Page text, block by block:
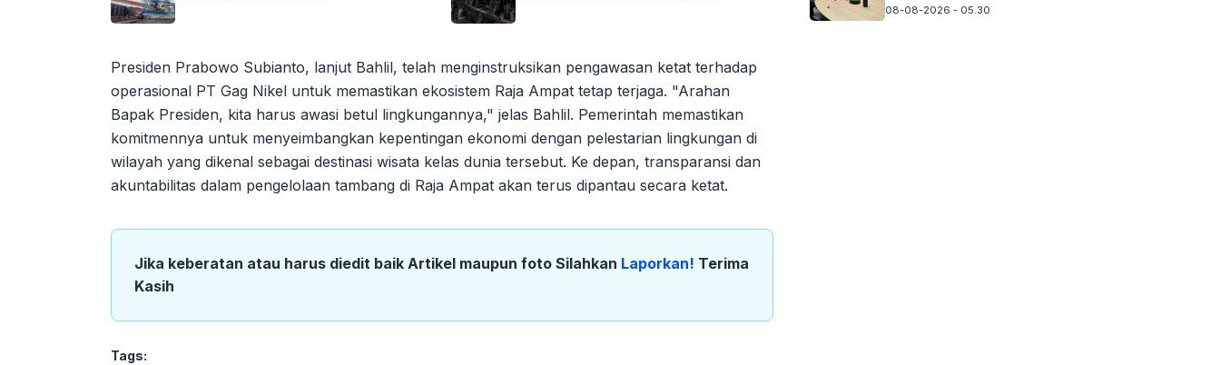
Presiden Prabowo Subianto, lanjut Bahlil, telah menginstruksikan pengawasan ketat terhadap
operasional PT Gag Nikel untuk memastikan ekosistem Raja Ampat tetap terjaga. "Arahan
Bapak Presiden, kita harus awasi betul lingkungannya," jelas Bahlil. Pemerintah memastikan
komitmennya untuk menyeimbangkan kepentingan ekonomi dengan pelestarian lingkungan di
wilayah yang dikenal sebagai destinasi wisata kelas dunia tersebut. Ke depan, transparansi dan
akuntabilitas dalam pengelolaan tambang di Raja Ampat akan terus dipantau secara ketat.
Jika keberatan atau harus diedit baik Artikel maupun foto Silahkan Laporkan! Terima
Kasih
Tags:
08-08-2026 - 05.30